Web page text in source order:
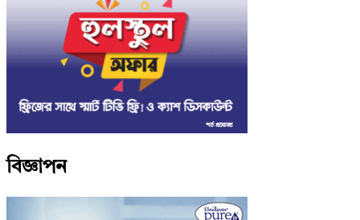
বিজ্ঞাপন